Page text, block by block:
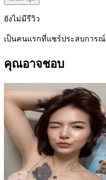
ยังไม่มีรีวิว
เป็นคนแรกที่แชร์ประสบการณ์
คุณอาจชอบ